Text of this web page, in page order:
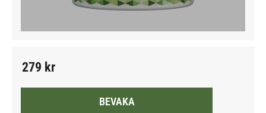
279 kr
BEVAKA